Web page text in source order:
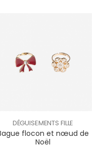
DÉGUISEMENTS FILLE
flocon et nœud de
Noël